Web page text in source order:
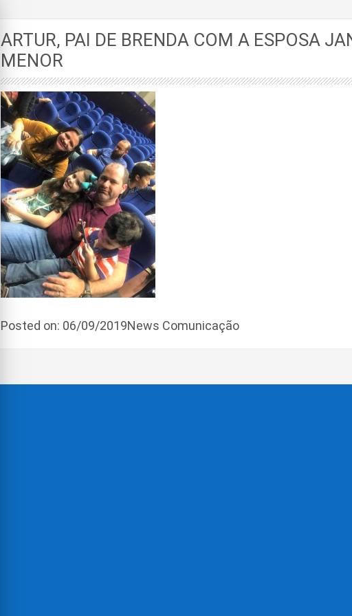
ARTUR, PAI DE BRENDA COM A ESPOSA
MENOR
Posted on: 06/09/2019News Comunicação